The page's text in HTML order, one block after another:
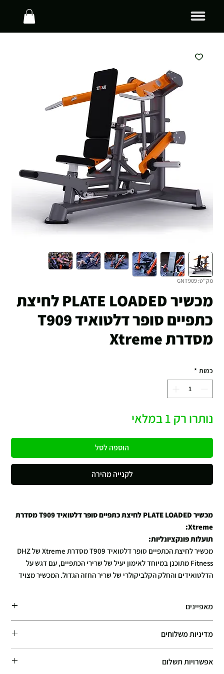
מק"ט: GNT909
מכשיר PLATE LOADED לחיצת
כתפיים סופר דלטואיד T909
מסדרת Xtreme
כמות *
נותרו רק 1 במלאי
הוספה לסל
לקנייה מהירה
מכשיר PLATE LOADED לחיצת כתפיים סופר דלטואיד T909 מסדרת
Xtreme:
תועלות פונקציונליות:
מכשיר לחיצת הכתפיים סופר דלטואיד T909 מסדרת Xtreme של DHZ
Fitness מתוכנן במיוחד לאימון יעיל של שרירי הכתפיים, עם דגש על
הדלטואידים והחלק הקלביקולרי של שריר החזה הגדול. המכשיר מצויד
תקציר על חברת DHZ Fitness:
DHZ Fitness היא אחת מהחברות הגדולות והמובילות בעולם בתחום
ייצור ציוד כושר מקצועי, והיצרנית גם למותגים הגדולים בעולם כגון LIFE
FITNESS. החברה זכתה בתואר "DHZ FITNESS – The Pioneer Of
מאפיינים
מידות:1960 מ"מ (אורך) x 1460 מ"מ (רוחב) x 1400 מ"מ (גובה)
משקל עצמי:250 ק"ג
מדיניות משלוחים
את ההזמנות במהירות האפשרית, ובמקרים רבים המוצרים מגיעים מוקדם
אפשרויות תשלום